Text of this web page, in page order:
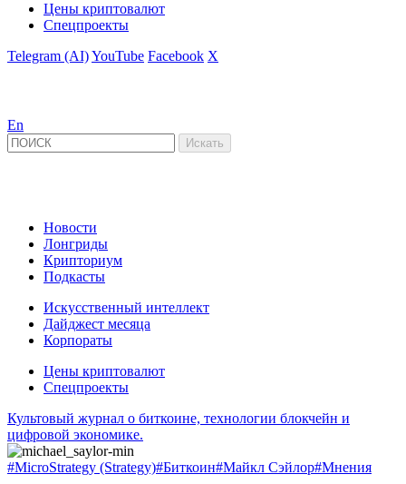
Цены криптовалют
Спецпроекты
Telegram (AI)YouTube Facebook X
En
Новости
Лонгриды
Крипториум
Подкасты
Искусственный интеллект
Дайджест месяца
Корпораты
Цены криптовалют
Спецпроекты
Культовый журнал о биткоине, технологии блокчейн и
цифровой экономике.
#MicroStrategy (Strategy)#Биткоин#Майкл Сэйлор#Мнения